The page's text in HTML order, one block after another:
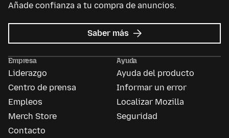
Añade confianza a tu compra de anuncios.
Saber más sobre
Mozilla
Empresa
Liderazgo
Centro de prensa
Empleos
Merch Store
Contacto
Ayuda
Ayuda del producto
Informar un error
Localizar Mozilla
Seguridad